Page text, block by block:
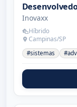
Inovaxx
Híbrido
Campinas/SP
#sistemas